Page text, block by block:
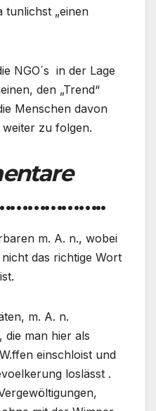
tunlichst „einen
NGO´s in der Lage
den „Trend“
Menschen davon
weiter zu folgen.
m. A. n., wobei
das richtige Wort
m. A. n.
man hier als
einschloist und
loslässt .